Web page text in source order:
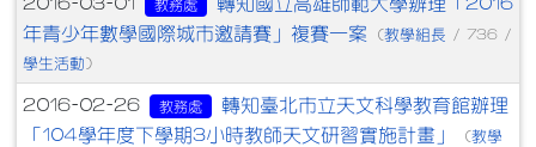
教務處
年青少年數學國際城市邀請賽」複賽一案
(教學組長 / 736 /
學生活動 )
2016-02-26 教務處
轉知臺北市立天文科學教育館辦理
「104學年度下學期3小時教師天文研習實施計畫」
(教學